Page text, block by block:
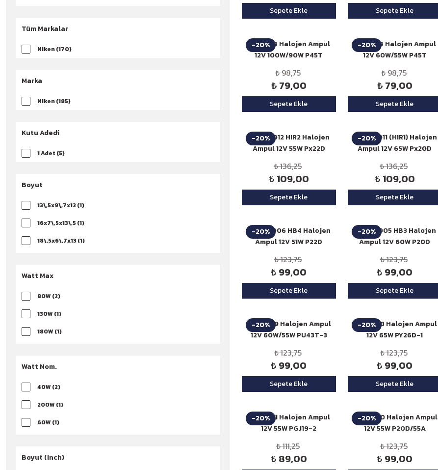
Tüm Markalar
Niken (170)
Marka
Niken (185)
Kutu Adedi
1 Adet (5)
Boyut
13\,5x9\,7x12 (1)
16x7\,5x13\,5 (1)
18\,5x6\,7x13 (1)
Watt Max
80W (2)
130W (1)
180W (1)
Watt Nom.
40W (2)
200W (1)
60W (1)
Boyut (Inch)
Sepete Ekle Sepete Ekle
-20%
Niken H4 Halojen Ampul
12V 100W/90W P45T
₺ 98,75
₺ 79,00
Sepete Ekle
-20%
Niken H4 Halojen Ampul
12V 60W/55W P45T
₺ 98,75
₺ 79,00
Sepete Ekle
-20%
Niken 9012 HIR2 Halojen
Ampul 12V 55W Px22D
₺ 136,25
₺ 109,00
Sepete Ekle
-20%
Niken 9011 (HIR1) Halojen
Ampul 12V 65W Px20D
₺ 136,25
₺ 109,00
Sepete Ekle
-20%
Niken 9006 HB4 Halojen
Ampul 12V 51W P22D
₺ 123,75
₺ 99,00
Sepete Ekle
-20%
Niken 9005 HB3 Halojen
Ampul 12V 60W P20D
₺ 123,75
₺ 99,00
Sepete Ekle
-20%
Niken H19 Halojen Ampul
12V 60W/55W PU43T-3
₺ 123,75
₺ 99,00
Sepete Ekle
-20%
Niken H18 Halojen Ampul
12V 65W PY26D-1
₺ 123,75
₺ 99,00
Sepete Ekle
-20%
Niken H11 Halojen Ampul
12V 55W PGJ19-2
₺ 111,25
₺ 89,00
-20%
Niken H10 Halojen Ampul
12V 55W P20D/55A
₺ 123,75
₺ 99,00